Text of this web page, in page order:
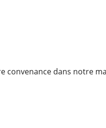
convenance dans notre